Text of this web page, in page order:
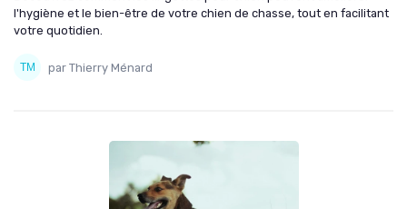
l'hygiène et le bien-être de votre chien de chasse, tout en facilitant
votre quotidien.
par Thierry Ménard